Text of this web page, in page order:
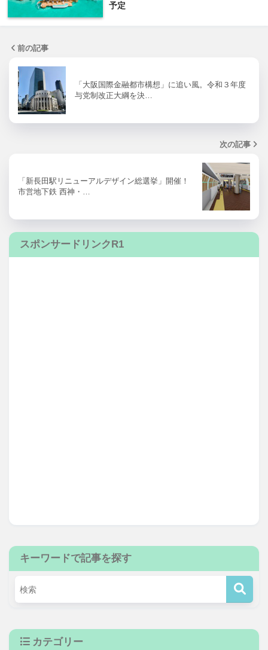
予定
前の記事
「大阪国際金融都市構想」に追い風。令和３年度
与党制改正大綱を決…
次の記事
「新長田駅リニューアルデザイン総選挙」開催！
市営地下鉄 西神・…
スポンサードリンクR1
キーワードで記事を探す
カテゴリー